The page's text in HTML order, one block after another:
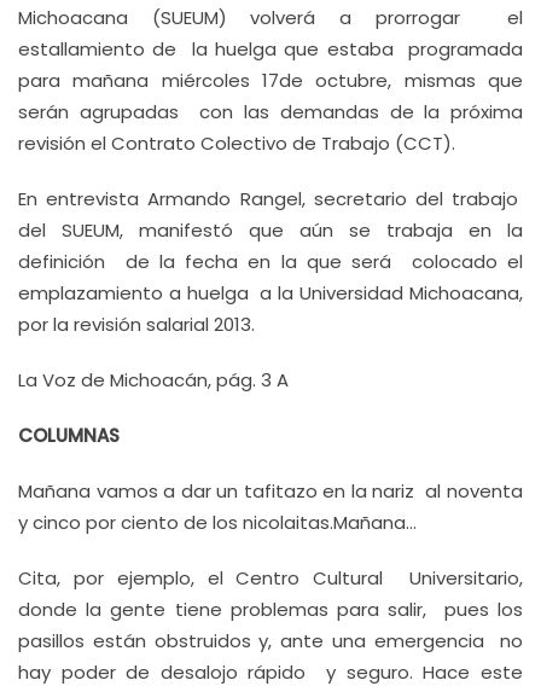
Michoacana (SUEUM) volverá a prorrogar el
estallamiento de la huelga que estaba programada
para mañana miércoles 17de octubre, mismas que
serán agrupadas con las demandas de la próxima
revisión el Contrato Colectivo de Trabajo (CCT).
En entrevista Armando Rangel, secretario del trabajo
del SUEUM, manifestó que aún se trabaja en la
definición de la fecha en la que será colocado el
emplazamiento a huelga a la Universidad Michoacana,
por la revisión salarial 2013.
La Voz de Michoacán, pág. 3 A
COLUMNAS
Mañana vamos a dar un tafitazo en la nariz al noventa
y cinco por ciento de los nicolaitas.Mañana…
Cita, por ejemplo, el Centro Cultural Universitario,
donde la gente tiene problemas para salir, pues los
pasillos están obstruidos y, ante una emergencia no
hay poder de desalojo rápido y seguro. Hace este